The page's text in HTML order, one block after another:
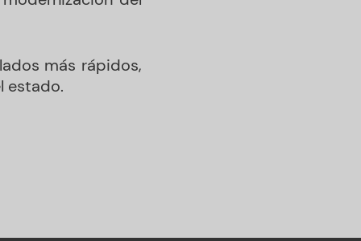
más rápidos,
estado.